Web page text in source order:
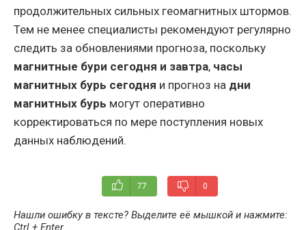
продолжительных сильных геомагнитных штормов.
Тем не менее специалисты рекомендуют регулярно
следить за обновлениями прогноза, поскольку
магнитные бури сегодня и завтра, часы
магнитных бурь сегодня и прогноз на дни
магнитных бурь могут оперативно
корректироваться по мере поступления новых
данных наблюдений.
77 0
Нашли ошибку в тексте? Выделите её мышкой и нажмите:
Ctrl + Enter.